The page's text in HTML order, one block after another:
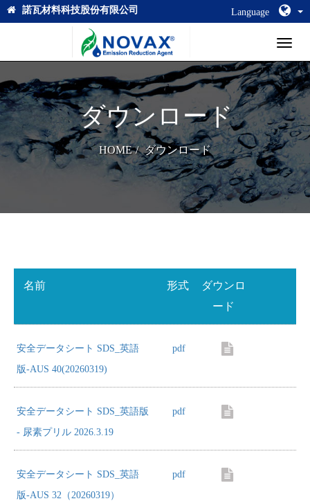
諾瓦材料科技股份有限公司 Language
Toggle
ダウンロード
HOME ダウンロード
名前 形式
ダウンロ
ード
安全データシート SDS_英語
版-AUS 40(20260319)
pdf
安全データシート SDS_英語版
- 尿素プリル 2026.3.19
pdf
安全データシート SDS_英語
版-AUS 32（20260319）
pdf